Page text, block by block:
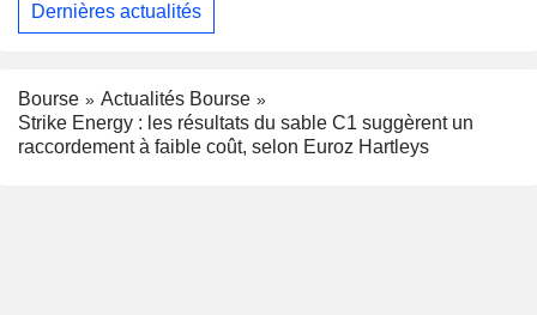
Dernières actualités
Bourse
Actualités Bourse
Strike Energy : les résultats du sable C1 suggèrent un
raccordement à faible coût, selon Euroz Hartleys